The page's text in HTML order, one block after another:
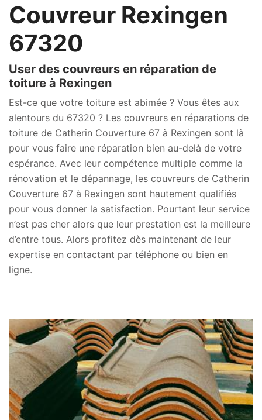
Couvreur Rexingen
67320
User des couvreurs en réparation de
toiture à Rexingen
Est-ce que votre toiture est abimée ? Vous êtes aux
alentours du 67320 ? Les couvreurs en réparations de
toiture de Catherin Couverture 67 à Rexingen sont là
pour vous faire une réparation bien au-delà de votre
espérance. Avec leur compétence multiple comme la
rénovation et le dépannage, les couvreurs de Catherin
Couverture 67 à Rexingen sont hautement qualifiés
pour vous donner la satisfaction. Pourtant leur service
n’est pas cher alors que leur prestation est la meilleure
d’entre tous. Alors profitez dès maintenant de leur
expertise en contactant par téléphone ou bien en
ligne.